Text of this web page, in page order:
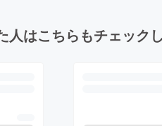
人はこちらもチェック